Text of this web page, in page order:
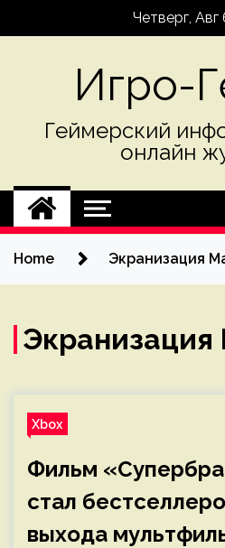
Четверг, Авг
Игро-
Геймерский
онлайн
Home Экранизация
Xbox
Фильм
стал
выхода